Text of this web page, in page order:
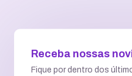
Receba nossas
Fique por dentro dos